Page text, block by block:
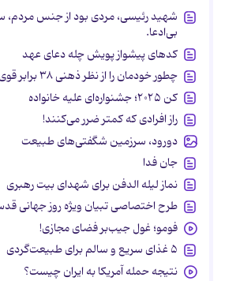
شهید رئیسی، مردی بود از جنس مردم،
بی‌ادعا.
کدهای پیشواز پویش چله دعای عهد
چطور خودمان را از نظر ذهنی ۳۸ برابر قوی‌تر کنیم؟
کن ۲۰۲۵؛ جشنواره‌ای علیه خانواده
راز افرادی که کمتر ضرر می‌کنند!
دورود، سرزمین شگفتی‌های طبیعت
جان فدا
نماز لیله الدفن برای شهدای بیت رهبری
طرح اختصاصی تبیان ویژه روز جهانی
فومو؛ غول جیب‌بر فضای مجازی!
۵ غذای سریع و سالم برای طبیعت‌گردی
نتیجه حمله آمریکا به ایران چیست؟